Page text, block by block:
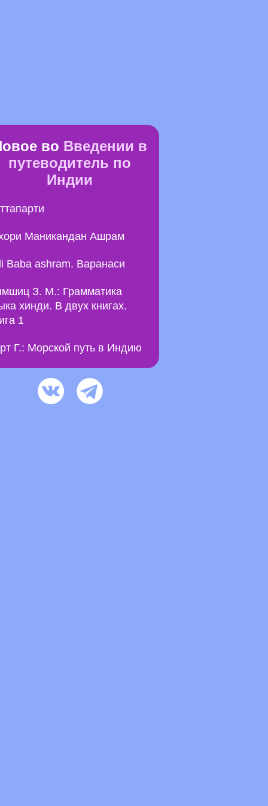
во Введении в
путеводитель по
Индии
Маникандан Ашрам
Baba ashram. Варанаси
З. М.: Грамматика
хинди. В двух книгах.
1
Г.: Морской путь в Индию